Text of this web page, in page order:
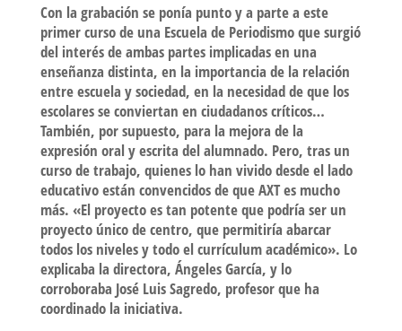
Con la grabación se ponía punto y a parte a este
primer curso de una Escuela de Periodismo que surgió
del interés de ambas partes implicadas en una
enseñanza distinta, en la importancia de la relación
entre escuela y sociedad, en la necesidad de que los
escolares se conviertan en ciudadanos críticos…
También, por supuesto, para la mejora de la
expresión oral y escrita del alumnado. Pero, tras un
curso de trabajo, quienes lo han vivido desde el lado
educativo están convencidos de que AXT es mucho
más. «El proyecto es tan potente que podría ser un
proyecto único de centro, que permitiría abarcar
todos los niveles y todo el currículum académico». Lo
explicaba la directora, Ángeles García, y lo
corroboraba José Luis Sagredo, profesor que ha
coordinado la iniciativa.